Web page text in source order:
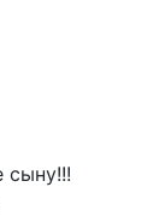
сыну!!!